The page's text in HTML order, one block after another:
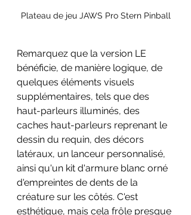
Plateau de jeu JAWS Pro Stern Pinball
Remarquez que la version LE
bénéficie, de manière logique, de
quelques éléments visuels
supplémentaires, tels que des
haut-parleurs illuminés, des
caches haut-parleurs reprenant le
dessin du requin, des décors
latéraux, un lanceur personnalisé,
ainsi qu'un kit d'armure blanc orné
d'empreintes de dents de la
créature sur les côtés. C'est
esthétique, mais cela frôle presque